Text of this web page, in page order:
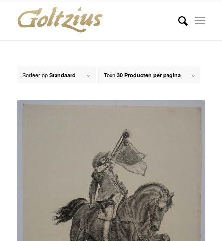
Sorteer op Standaard Toon 30 Producten per pagina